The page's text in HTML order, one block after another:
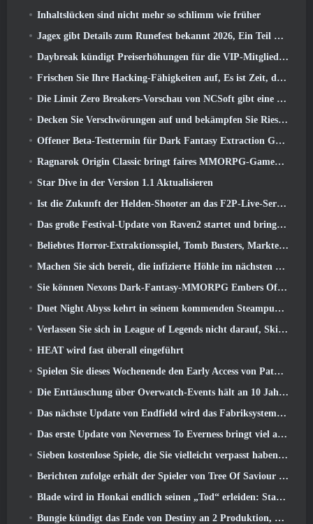
Inhaltslücken sind nicht mehr so ​​schlimm wie früher
Jagex gibt Details zum Runefest bekannt 2026, Ein Teil der Feierlichkeiten zum 25-jährigen Jubiläum von RuneScape IP
Daybreak kündigt Preiserhöhungen für die VIP-Mitgliedschaft von „Herr der Ringe Online“ an
Frischen Sie Ihre Hacking-Fähigkeiten auf, Es ist Zeit, die Nachtstadt in stürmischen Wellen zu erkunden
Die Limit Zero Breakers-Vorschau von NCSoft gibt eine Vorstellung davon, was Sie vom bevorstehenden Prologue-Test erwarten können
Decken Sie Verschwörungen auf und bekämpfen Sie Riesenkatzen in Ihrer Freizeit im neuesten Update von Where Winds Meet
Offener Beta-Testtermin für Dark Fantasy Extraction Game bekannt gegeben, Nebelfall-Jäger
Ragnarok Origin Classic bringt faires MMORPG-Gameplay zurück und CBT erscheint im Juni 4
Star Dive in der Version 1.1 Aktualisieren
Ist die Zukunft der Helden-Shooter an das F2P-Live-Service-Modell gebunden??
Das große Festival-Update von Raven2 startet und bringt die neue Warlord-Klasse mit sich
Beliebtes Horror-Extraktionsspiel, Tomb Busters, Markteinführung im Westen
Machen Sie sich bereit, die infizierte Höhle im nächsten Update von Eterspire zu erkunden
Sie können Nexons Dark-Fantasy-MMORPG Embers Of The Uncrowned während des Steam Next Fest ausprobieren
Duet Night Abyss kehrt in seinem kommenden Steampunk-Update in den Frost von Icelake zurück
Verlassen Sie sich in League of Legends nicht darauf, Skins von Drittanbietern zu erhalten
HEAT wird fast überall eingeführt
Spielen Sie dieses Wochenende den Early Access von Path of Exile 2 kostenlos
Die Enttäuschung über Overwatch-Events hält an 10 Jahresjubiläum
Das nächste Update von Endfield wird das Fabriksystem verbessern
Das erste Update von Neverness To Everness bringt viel auf den Tisch
Sieben kostenlose Spiele, die Sie vielleicht verpasst haben und die Teil des Steam Ocean Fest sind
Berichten zufolge erhält der Spieler von Tree Of Saviour einen Sonderpreis für die Ausgabe von 100.000 US-Dollar im Spiel
Blade wird in Honkai endlich seinen „Tod“ erleiden: Star Rail-Version 4.3
Bungie kündigt das Ende von Destiny an 2 Produktion, während sie sich auf die Arbeit an neuen Projekten vorbereiten